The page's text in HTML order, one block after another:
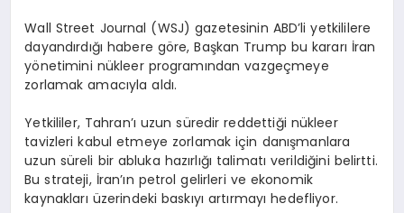
Wall Street Journal (WSJ) gazetesinin ABD’li yetkililere
dayandırdığı habere göre, Başkan Trump bu kararı İran
yönetimini nükleer programından vazgeçmeye
zorlamak amacıyla aldı.
Yetkililer, Tahran’ı uzun süredir reddettiği nükleer
tavizleri kabul etmeye zorlamak için danışmanlara
uzun süreli bir abluka hazırlığı talimatı verildiğini belirtti.
Bu strateji, İran’ın petrol gelirleri ve ekonomik
kaynakları üzerindeki baskıyı artırmayı hedefliyor.